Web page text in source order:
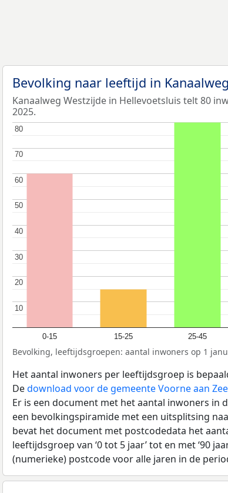
Bevolking naar leeftijd in
Kanaalweg Westzijde in Hellevoetsluis telt 80
2025.
0-15 15-25 25-45
10
10
20
20
30
30
40
40
50
50
60
60
70
70
80
80
Bevolking, leeftijdsgroepen: aantal inwoners op 1
Het aantal inwoners per leeftijdsgroep is
Dedownload voor de gemeente Voorne aan Zee
Er is een document met het aantal inwoners in
een bevolkingspiramide met een uitsplitsing
bevat het document met postcodedata het
leeftijdsgroep van ‘0 tot 5 jaar’ tot en met ‘90
(numerieke) postcode voor alle jaren in de